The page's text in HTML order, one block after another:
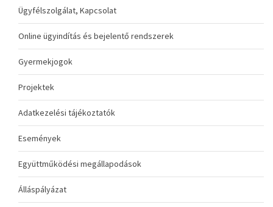
Ügyfélszolgálat, Kapcsolat
Online ügyindítás és bejelentő rendszerek
Gyermekjogok
Projektek
Adatkezelési tájékoztatók
Események
Együttműködési megállapodások
Álláspályázat